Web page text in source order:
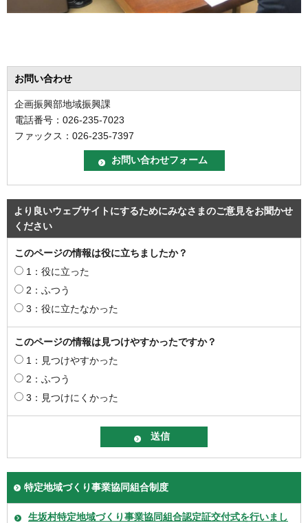
お問い合わせ
企画振興部地域振興課
電話番号：026-235-7023
ファックス：026-235-7397
より良いウェブサイトにするためにみなさまのご意見をお聞かせ
ください
このページの情報は役に立ちましたか？
1：役に立った
2：ふつう
3：役に立たなかった
このページの情報は見つけやすかったですか？
1：見つけやすかった
2：ふつう
3：見つけにくかった
特定地域づくり事業協同組合制度
生坂村特定地域づくり事業協同組合認定証交付式を行いまし